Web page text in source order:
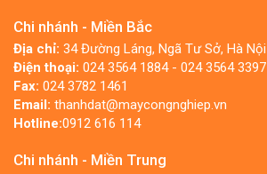
Chi nhánh - Miền Bắc
Địa chỉ: 34 Đường Láng, Ngã Tư Sở, Hà Nội
Điện thoại: 024 3564 1884 - 024 3564 3397
Fax: 024 3782 1461
Email: thanhdat@maycongnghiep.vn
Hotline:0912 616 114
Chi nhánh - Miền Trung